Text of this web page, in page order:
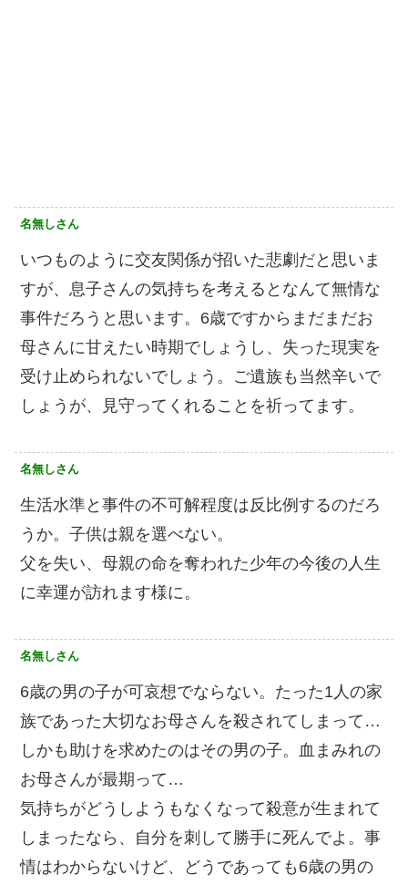
名無しさん
いつものように交友関係が招いた悲劇だと思いま
すが、息子さんの気持ちを考えるとなんて無情な
事件だろうと思います。6歳ですからまだまだお
母さんに甘えたい時期でしょうし、失った現実を
受け止められないでしょう。ご遺族も当然辛いで
しょうが、見守ってくれることを祈ってます。
名無しさん
生活水準と事件の不可解程度は反比例するのだろ
うか。子供は親を選べない。
父を失い、母親の命を奪われた少年の今後の人生
に幸運が訪れます様に。
名無しさん
6歳の男の子が可哀想でならない。たった1人の家
族であった大切なお母さんを殺されてしまって…
しかも助けを求めたのはその男の子。血まみれの
お母さんが最期って…
気持ちがどうしようもなくなって殺意が生まれて
しまったなら、自分を刺して勝手に死んでよ。事
情はわからないけど、どうであっても6歳の男の